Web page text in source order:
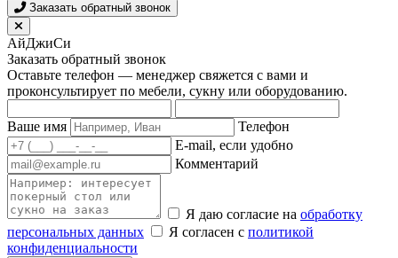
Заказать обратный звонок
АйДжиСи
Заказать обратный звонок
Оставьте телефон — менеджер свяжется с вами и
проконсультирует по мебели, сукну или оборудованию.
Ваше имя
Телефон
E-mail, если удобно
Комментарий
Я даю согласие на обработку
персональных данных
Я согласен с политикой
конфиденциальности